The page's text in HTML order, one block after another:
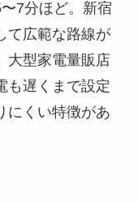
7分ほど。新宿
て広範な路線が
大型家電量販店
も遅くまで設定
にくい特徴があ